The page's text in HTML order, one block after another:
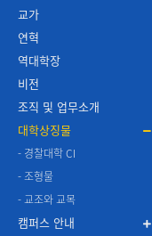
교가
연혁
역대학장
비전
조직 및 업무소개
대학상징물
- 경찰대학 CI
- 조형물
- 교조와 교목
캠퍼스 안내